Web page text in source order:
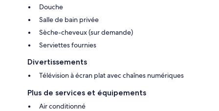
Douche
Salle de bain privée
Sèche-cheveux (sur demande)
Serviettes fournies
Divertissements
Télévision à écran plat avec chaînes numériques
Plus de services et équipements
Air conditionné